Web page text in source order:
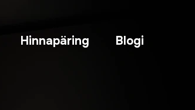
Hinnapäring Blogi